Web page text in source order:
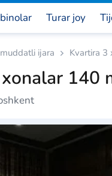
Turar joy
ijara Kvartira 3
140